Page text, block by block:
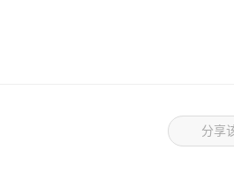
分享